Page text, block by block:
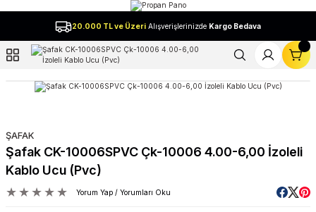
20.000 TL ve Üzeri Alışverişlerinizde Kargo Bedava
ŞAFAK
Şafak CK-10006SPVC Çk-10006 4.00-6,00 İzoleli
Kablo Ucu (Pvc)
Yorum Yap / Yorumları Oku